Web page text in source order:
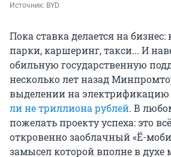
Источник: BYD
Пока ставка делается на
парки, каршеринг, такси... И
обильную государственную
несколько лет назад
выделении на электрификацию
ли не триллиона рублей. В
пожелать проекту успеха: это
откровенно заоблачный «Ё-
замысел которой вполне в духе